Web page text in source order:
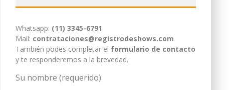
Whatsapp: (11) 3345-6791
Mail: contrataciones@registrodeshows.com
También podes completar el formulario de contacto
y te responderemos a la brevedad.
Su nombre (requerido)